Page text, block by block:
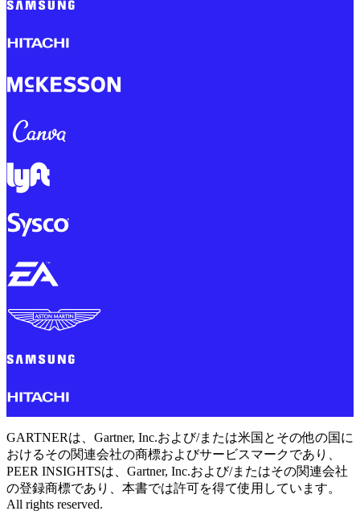
GARTNERは、Gartner, Inc.および/または米国とその他の国に
おけるその関連会社の商標およびサービスマークであり、
PEER INSIGHTSは、Gartner, Inc.および/またはその関連会社
の登録商標であり、本書では許可を得て使用しています。
All rights reserved.